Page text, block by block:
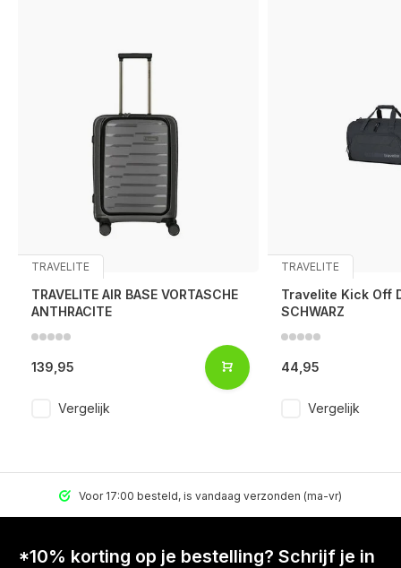
TRAVELITE
TRAVELITE AIR BASE VORTASCHE
ANTHRACITE
139,95
Vergelijk
TRAVELITE
Travelite Kick Off
SCHWARZ
44,95
Vergelijk
Voor 17:00 besteld, is vandaag verzonden (ma-vr)
*10% korting op je bestelling? Schrijf je in